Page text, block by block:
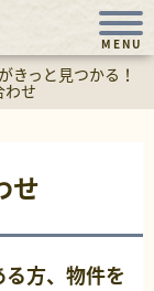
MENU
きっと見つかる！
わせ
せ
方、物件を